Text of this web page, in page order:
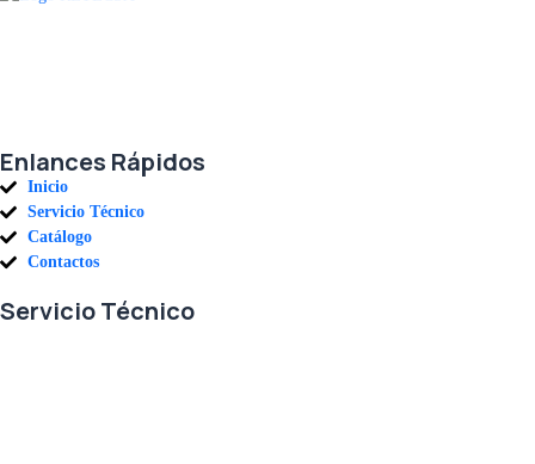
Enlances Rápidos
Inicio
Servicio Técnico
Catálogo
Contactos
Servicio Técnico